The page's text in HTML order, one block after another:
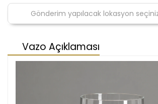
Vazo Açıklaması